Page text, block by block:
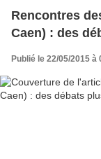
Rencontres
Caen) : des
Publié le 22/05/2015 à